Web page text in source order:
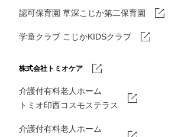
認可保育園 草深こじか第二保育園
学童クラブ こじかKIDSクラブ
株式会社トミオケア
介護付有料老人ホーム
トミオ印西コスモステラス
介護付有料老人ホーム